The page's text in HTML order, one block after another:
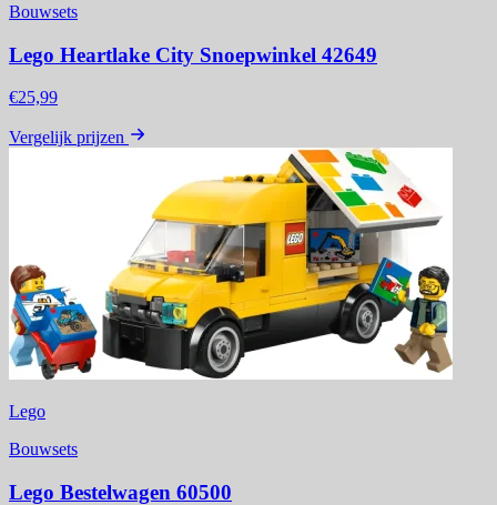
Bouwsets
Lego Heartlake City Snoepwinkel 42649
€25,99
Vergelijk prijzen
Lego
Bouwsets
Lego Bestelwagen 60500